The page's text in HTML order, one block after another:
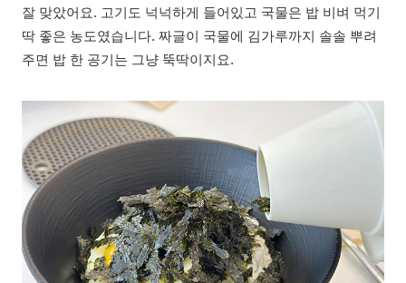
잘 맞았어요. 고기도 넉넉하게 들어있고 국물은 밥 비벼 먹기
딱 좋은 농도였습니다. 짜글이 국물에 김가루까지 솔솔 뿌려
주면 밥 한 공기는 그냥 뚝딱이지요.